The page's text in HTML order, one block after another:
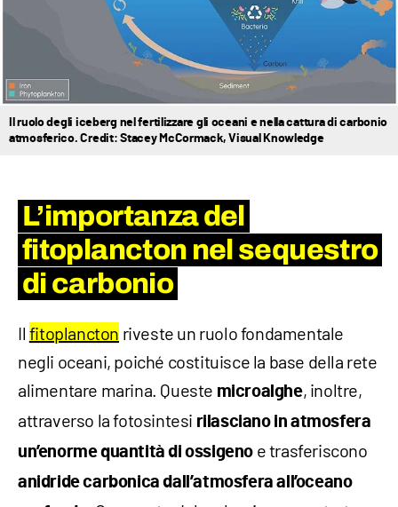
Il ruolo degli iceberg nel fertilizzare gli oceani e nella cattura di carbonio
atmosferico. Credit: Stacey McCormack, Visual Knowledge
L’importanza del
fitoplancton nel sequestro
di carbonio
Il fitoplancton riveste un ruolo fondamentale
negli oceani, poiché costituisce la base della rete
alimentare marina. Queste microalghe, inoltre,
attraverso la fotosintesi rilasciano in atmosfera
un’enorme quantità di ossigeno e trasferiscono
anidride carbonica dall’atmosfera all’oceano